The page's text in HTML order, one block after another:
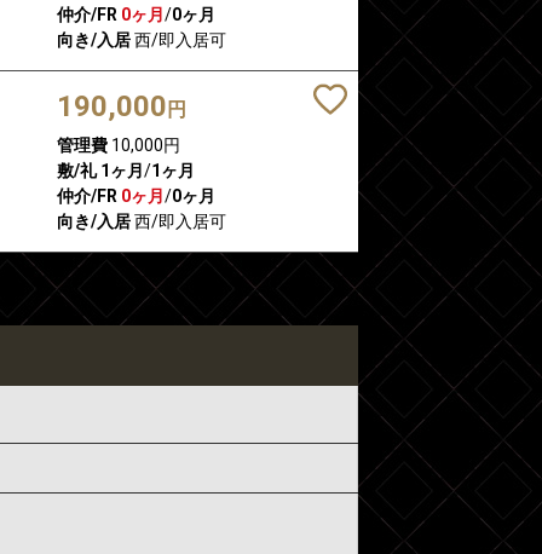
仲介/FR 0ヶ月 /0ヶ月
向き/入居西/即入居可
190,000 円
管理費10,000円
敷/礼 1ヶ月 /1ヶ月
仲介/FR 0ヶ月 /0ヶ月
向き/入居西/即入居可